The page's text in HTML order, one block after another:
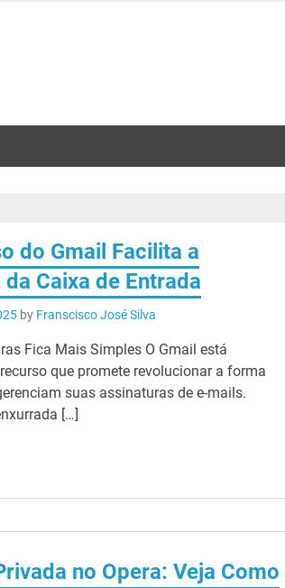
do Gmail Facilita a
Caixa de Entrada
by Franscisco José Silva
Fica Mais Simples O Gmail está
que promete revolucionar a forma
suas assinaturas de e-mails.
[…]
no Opera: Veja Como